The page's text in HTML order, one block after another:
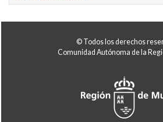
© Todos los derechos
Comunidad Autónoma de la